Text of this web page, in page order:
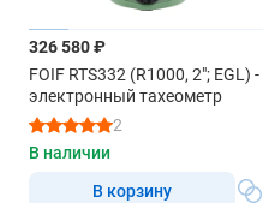
326 580 ₽
FOIF RTS332 (R1000, 2"; EGL) -
электронный тахеометр
2
В наличии
В корзину